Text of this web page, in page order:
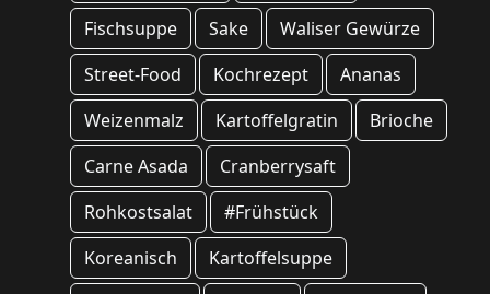
Fischsuppe
Sake
Waliser Gewürze
Street-Food
Kochrezept
Ananas
Weizenmalz
Kartoffelgratin
Brioche
Carne Asada
Cranberrysaft
Rohkostsalat
#Frühstück
Koreanisch
Kartoffelsuppe